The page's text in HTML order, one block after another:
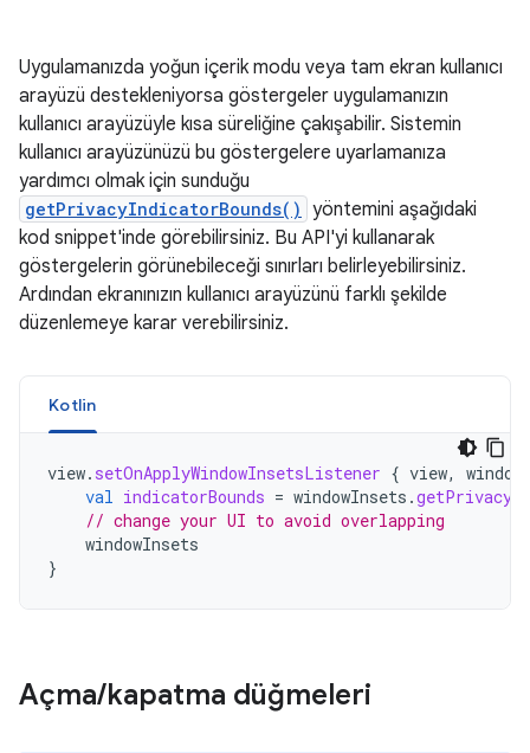
Uygulamanızda yoğun içerik modu veya tam ekran kullanıcı
arayüzü destekleniyorsa göstergeler uygulamanızın
kullanıcı arayüzüyle kısa süreliğine çakışabilir. Sistemin
kullanıcı arayüzünüzü bu göstergelere uyarlamanıza
yardımcı olmak için sunduğu
getPrivacyIndicatorBounds() yöntemini aşağıdaki
kod snippet'inde görebilirsiniz. Bu API'yi kullanarak
göstergelerin görünebileceği sınırları belirleyebilirsiniz.
Ardından ekranınızın kullanıcı arayüzünü farklı şekilde
düzenlemeye karar verebilirsiniz.
Kotlin
view. setOnApplyWindowInsetsListener { view,
val indicatorBounds = windowInsets .
// change your UI to avoid overlapping
windowInsets
}
Açma/kapatma düğmeleri